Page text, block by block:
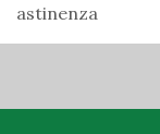
astinenza